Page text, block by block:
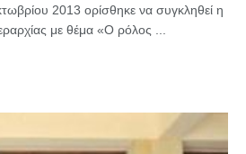
2013 ορίσθηκε να συγκληθεί η
με θέμα «Ο ρόλος ...